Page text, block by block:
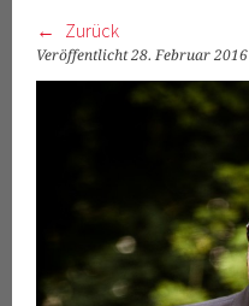
Zurück
Veröffentlicht28. Februar 2016